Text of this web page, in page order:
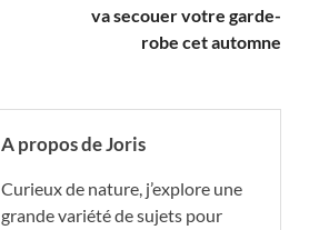
va secouer votre garde-
robe cet automne
A propos de Joris
Curieux de nature, j’explore une
grande variété de sujets pour